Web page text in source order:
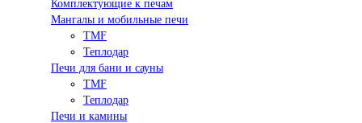
Комплектующие к печам
Мангалы и мобильные печи
TMF
Теплодар
Печи для бани и сауны
TMF
Теплодар
Печи и камины